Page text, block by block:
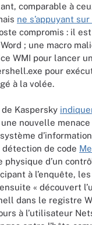
comparable à
ne s’appuyant
compromis : il
; une macro
WMI pour lancer
pour
à la volée.
Kaspersky
nouvelle
d’information
détection de code
physique d’un
à l’enquête,
« découvert
dans le registre
à l’utilisateur